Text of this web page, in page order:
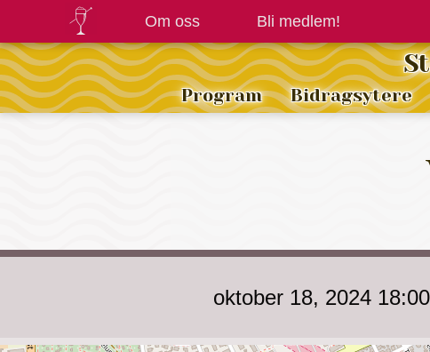
Om oss Bli medlem!
Program Bidragsytere
oktober 18, 2024 18:00